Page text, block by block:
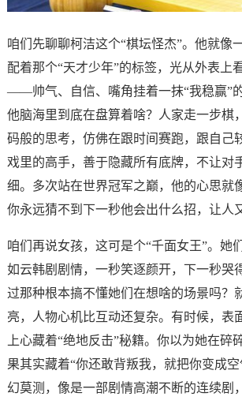
咱们先聊聊柯洁这个“棋坛怪杰”。他就像
配着那个“天才少年”的标签，光从外表上
——帅气、自信、嘴角挂着一抹“我稳赢”
他脑海里到底在盘算着啥？人家走一步棋
码般的思考，仿佛在跟时间赛跑，跟自己
戏里的高手，善于隐藏所有底牌，不让对
细。多次站在世界冠军之巅，他的心思就
你永远猜不到下一秒他会出什么招，让人
咱们再说女孩，这可是个“千面女王”。她
如云韩剧剧情，一秒笑逐颜开，下一秒哭
过那种根本搞不懂她们在想啥的场景吗？
亮，人物心机比互动还复杂。有时候，表
上心藏着“绝地反击”秘籍。你以为她在碎
果其实藏着“你还敢背叛我，就把你变成
幻莫测，像是一部剧情高潮不断的连续剧